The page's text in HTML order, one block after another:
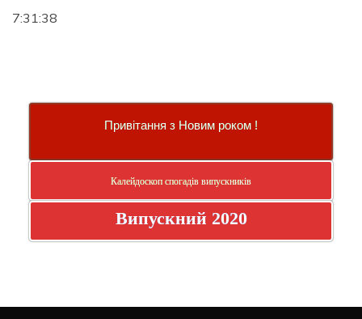
7:31:39
Привітання з Новим роком !
Калейдоскоп спогадів випускників
Випускний 2020